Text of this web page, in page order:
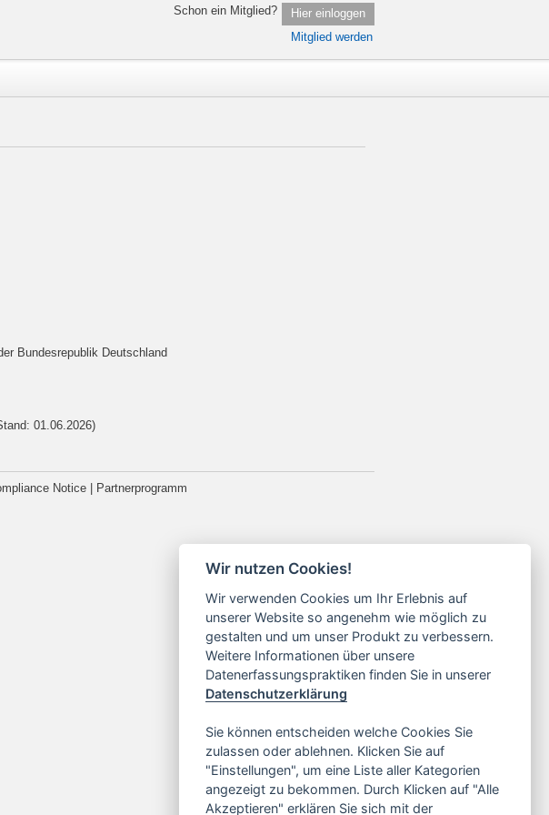
Schon ein Mitglied?
Hier einloggen
Mitglied werden
Bundesrepublik Deutschland
01.06.2026)
Notice Partnerprogramm
Wir nutzen Cookies!
Wir verwenden Cookies um Ihr Erlebnis auf
unserer Website so angenehm wie möglich zu
gestalten und um unser Produkt zu verbessern.
Weitere Informationen über unsere
Datenerfassungspraktiken finden Sie in unserer
Datenschutzerklärung
Sie können entscheiden welche Cookies Sie
zulassen oder ablehnen. Klicken Sie auf
"Einstellungen", um eine Liste aller Kategorien
angezeigt zu bekommen. Durch Klicken auf "Alle
Akzeptieren" erklären Sie sich mit der